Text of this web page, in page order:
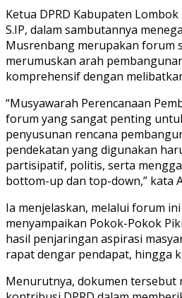
Ketua DPRD Kabupaten Lombok
S.IP, dalam sambutannya
Musrenbang merupakan forum
merumuskan arah
komprehensif dengan
“Musyawarah Perencanaan
forum yang sangat penting
penyusunan rencana
pendekatan yang digunakan
partisipatif, politis, serta
bottom-up dan top-down,” kata
Ia menjelaskan, melalui forum ini
menyampaikan Pokok-Pokok
hasil penjaringan aspirasi
rapat dengar pendapat, hingga
Menurutnya, dokumen tersebut